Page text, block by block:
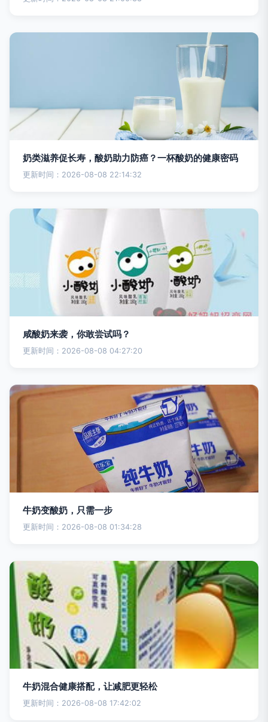
奶类滋养促长寿，酸奶助力防癌？一杯酸奶的健康密码
更新时间：2026-08-08 22:14:32
咸酸奶来袭，你敢尝试吗？
更新时间：2026-08-08 04:27:20
牛奶变酸奶，只需一步
更新时间：2026-08-08 01:34:28
牛奶混合健康搭配，让减肥更轻松
更新时间：2026-08-08 17:42:02